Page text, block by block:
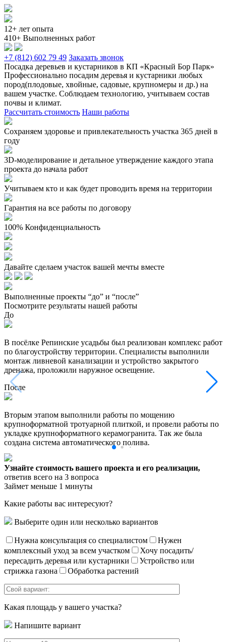
12+ лет опыта
410+ Выполненных работ
+7 (812) 602 79 49 Заказать звонок
Посадка деревьев и кустарников в КП «Красный Бор Парк»
Профессионально посадим деревья и кустарники любых
пород(плодовые, хвойные, садовые, крупномеры и др.) на
вашем участке. Соблюдаем технологию, учитываем состав
почвы и климат.
Рассчитать стоимость Наши работы
Сохраняем здоровье и привлекательность участка 365 дней в
году
3D-моделирование и детальное утверждение каждого этапа
проекта до начала работ
Учитываем кто и как будет проводить время на территории
Гарантия на все работы по договору
100% Конфиденциальность
Давайте сделаем участок вашей мечты вместе
Выполненные проекты “до” и “после”
Посмотрите результаты нашей работы
До
В посёлке Репинские усадьбы был реализован комплекс работ
по благоустройству территории. Специалисты выполнили
монтаж ливневой канализации и устройство закрытого
дренажа, проложили наружное освещение.
После
Вторым этапом выполнили работы по мощению
крупноформатной тротуарной плиткой, и провели работы по
укладке крупноформатного керамогранита. Так же была
создана система автоматического полива.
Узнайте стоимость вашего проекта и его реализации,
ответив всего на 3 вопроса
Займет меньше 1 минуты
Какие работы вас интересуют?
Выберите один или несколько вариантов
Нужна консультация со специалистом
Нужен
комплексный уход за всем участком
Хочу посадить/
пересадить деревья или кустарники
Устройство или
стрижка газона
Обработка растений
Какая площадь у вашего участка?
Напишите вариант